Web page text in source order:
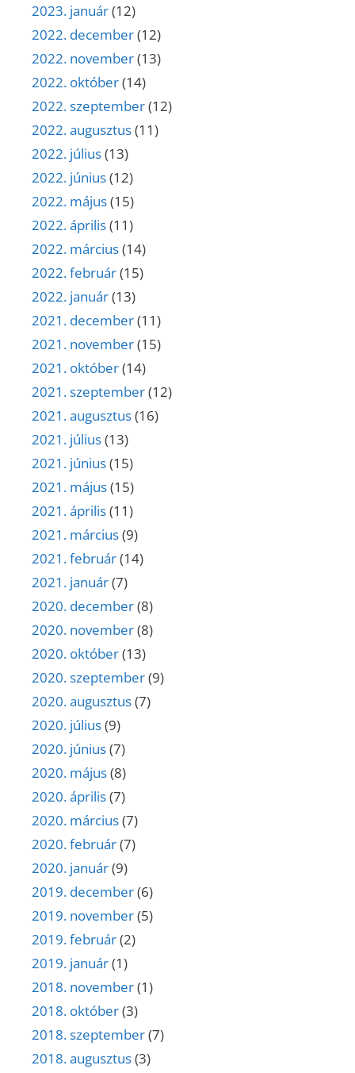
2023. január(12)
2022. december(12)
2022. november(13)
2022. október(14)
2022. szeptember(12)
2022. augusztus(11)
2022. július(13)
2022. június(12)
2022. május(15)
2022. április(11)
2022. március(14)
2022. február(15)
2022. január(13)
2021. december(11)
2021. november(15)
2021. október(14)
2021. szeptember(12)
2021. augusztus(16)
2021. július(13)
2021. június(15)
2021. május(15)
2021. április(11)
2021. március(9)
2021. február(14)
2021. január(7)
2020. december(8)
2020. november(8)
2020. október(13)
2020. szeptember(9)
2020. augusztus(7)
2020. július(9)
2020. június(7)
2020. május(8)
2020. április(7)
2020. március(7)
2020. február(7)
2020. január(9)
2019. december(6)
2019. november(5)
2019. február(2)
2019. január(1)
2018. november(1)
2018. október(3)
2018. szeptember(7)
2018. augusztus(3)